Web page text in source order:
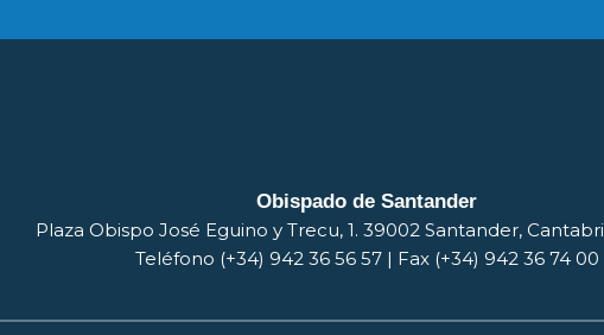
Obispado de Santander
Plaza Obispo José Eguino y Trecu, 1. 39002 Santander,
Teléfono (+34) 942 36 56 57 | Fax (+34) 942 36 74 00